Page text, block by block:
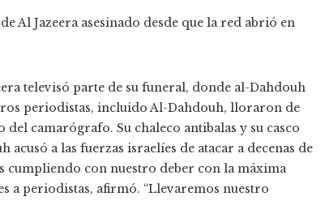
Al Jazeera asesinado desde que la red abrió en
televisó parte de su funeral, donde al-Dahdouh
periodistas, incluido Al-Dahdouh, lloraron de
camarógrafo. Su chaleco antibalas y su casco
a las fuerzas israelíes de atacar a decenas de
cumpliendo con nuestro deber con la máxima
a periodistas, afirmó. “Llevaremos nuestro